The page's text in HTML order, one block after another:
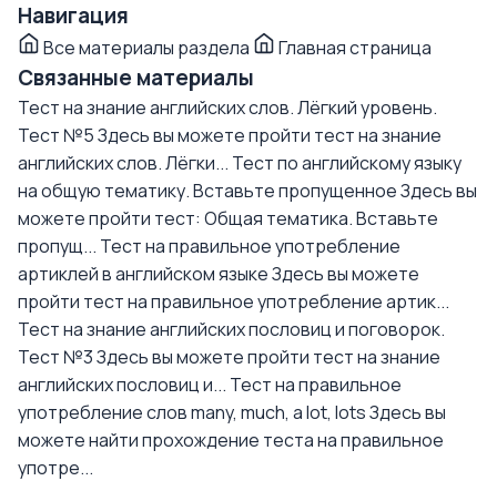
Навигация
Все материалы раздела Главная страница
Связанные материалы
Тест на знание английских слов. Лёгкий уровень.
Тест №5Здесь вы можете пройти тест на знание
английских слов. Лёгки... Тест по английскому языку
на общую тематику. Вставьте пропущенноеЗдесь вы
можете пройти тест: Общая тематика. Вставьте
пропущ... Тест на правильное употребление
артиклей в английском языкеЗдесь вы можете
пройти тест на правильное употребление артик...
Тест на знание английских пословиц и поговорок.
Тест №3Здесь вы можете пройти тест на знание
английских пословиц и... Тест на правильное
употребление слов many, much, a lot, lotsЗдесь вы
можете найти прохождение теста на правильное
употре...